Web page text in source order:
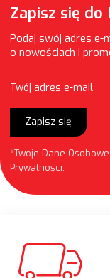
Zapisz się
Podaj swój adres e-
o nowościach i
Twój adres e-mail
Zapisz się
*Twoje Dane
Prywatności.